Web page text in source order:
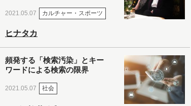
2021.05.07 カルチャー・スポーツ
ヒナタカ
頻発する「検索汚染」とキー
ワードによる検索の限界
2021.05.07 社会